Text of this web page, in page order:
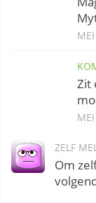
Zit
ZELF
Om